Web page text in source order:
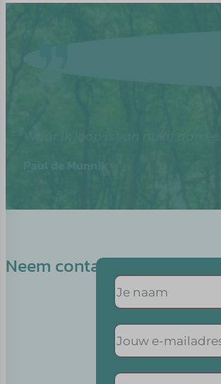
Neem contact op met